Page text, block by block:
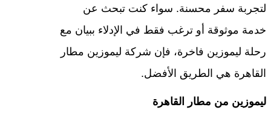
لتجربة سفر محسنة. سواء كنت تبحث عن
خدمة موثوقة أو ترغب فقط في الإدلاء ببيان مع
رحلة ليموزين فاخرة، فإن شركة ليموزين مطار
القاهرة هي الطريق الأفضل.
ليموزين من مطار القاهرة